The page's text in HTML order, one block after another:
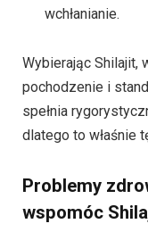
wchłanianie.
Wybierając Shilajit,
pochodzenie i
spełnia
dlatego to właśnie
Problemy
wspomóc